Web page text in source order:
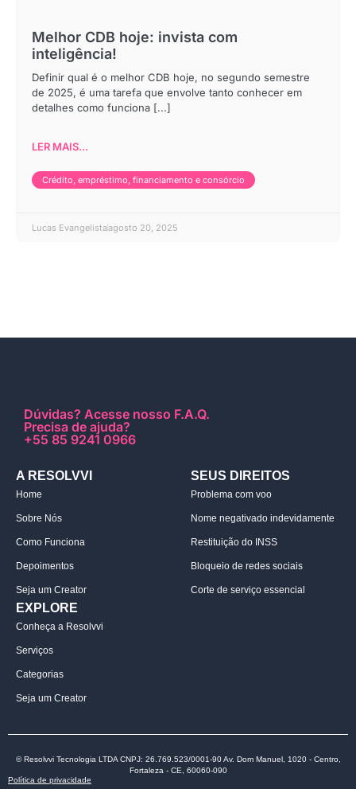
Melhor CDB hoje: invista com
inteligência!
Definir qual é o melhor CDB hoje, no segundo semestre
de 2025, é uma tarefa que envolve tanto conhecer em
detalhes como funciona [...]
LER MAIS...
Crédito, empréstimo, financiamento e consórcio
Lucas Evangelistaagosto 20, 2025
Dúvidas? Acesse nosso F.A.Q.
Precisa de ajuda?
+55 85 9241 0966
A RESOLVVI
Home
Sobre Nós
Como Funciona
Depoimentos
Seja um Creator
SEUS DIREITOS
Problema com voo
Nome negativado indevidamente
Restituição do INSS
Bloqueio de redes sociais
Corte de serviço essencial
EXPLORE
Conheça a Resolvvi
Serviços
Categorias
Seja um Creator
© Resolvvi Tecnologia LTDA CNPJ: 26.769.523/0001-90 Av. Dom Manuel, 1020 - Centro,
Fortaleza - CE, 60060-090
Política de privacidade